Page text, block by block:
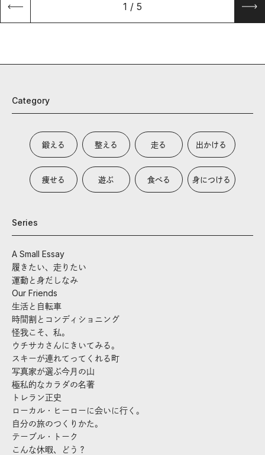
1 / 5
Category
鍛える 整える 走る 出かける
痩せる 遊ぶ 食べる 身につける
Series
A Small Essay
履きたい、走りたい
運動と身だしなみ
Our Friends
生活と自転車
時間割とコンディショニング
怪我こそ、私。
ウチサカさんにきいてみる。
スキーが連れてってくれる町
写真家が選ぶ今月の山
極私的なカラダの名著
トレラン正史
ローカル・ヒーローに会いに行く。
自分の旅のつくりかた。
テーブル・トーク
こんな休暇、どう？